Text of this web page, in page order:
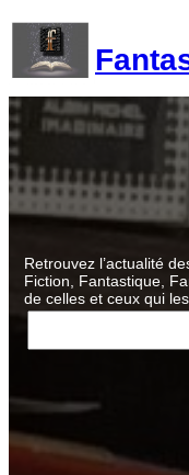
contenu
Retrouvez l’actualité
Fiction, Fantastique,
de celles et ceux qui
R
c
r
h